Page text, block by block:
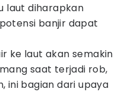
laut diharapkan
banjir dapat
ke laut akan semakin
saat terjadi rob,
ini bagian dari upaya